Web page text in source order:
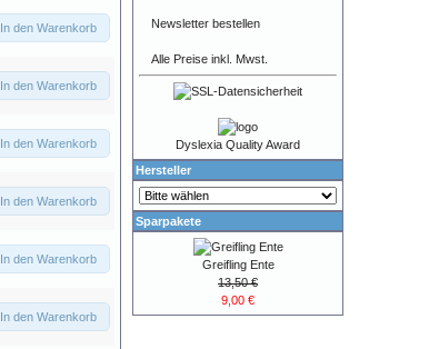
In den Warenkorb
In den Warenkorb
In den Warenkorb
In den Warenkorb
In den Warenkorb
In den Warenkorb
Newsletter bestellen
Alle Preise inkl. Mwst.
Dyslexia Quality Award
Hersteller
Sparpakete
Greifling Ente
13,50 €
9,00 €